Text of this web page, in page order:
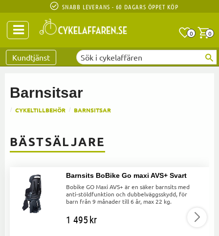
SNABB LEVERANS - 60 DAGARS ÖPPET KÖP
0 0
Kundtjänst
Barnsitsar
CYKELTILLBEHÖR BARNSITSAR
BÄSTSÄLJARE
Barnsits BoBike Go maxi AVS+ Svart
Bobike GO Maxi AVS+ är en säker barnsits med
anti-stöldfunktion och dubbelväggsskydd, för
barn från 9 månader till 6 år, max 22 kg.
1 495kr